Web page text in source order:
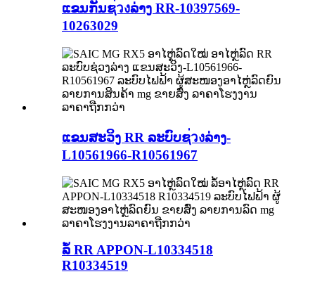
ແຂນກັນຊ่วงລ່າງ RR-10397569-
10263029
ແຂນສະວິງ RR ລະບົບຊ่วงລ່າງ-
L10561966-R10561967
ລໍ້ RR APPON-L10334518
R10334519